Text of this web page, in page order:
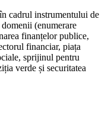
cadrul instrumentului de
(enumerare
finanțelor publice,
financiar, piața
sprijinul pentru
verde și securitatea